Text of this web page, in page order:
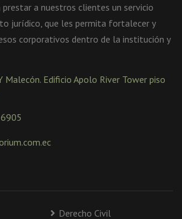
a nuestros clientes un servicio
jurídico, que les permita fortalecer y
corporativos dentro de la institución y
Malecón. Edificio Apolo River Tower piso
Derecho Civil